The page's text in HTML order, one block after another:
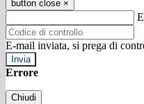
button close ×
E-mail inviata, si prega di
Errore
Chiudi